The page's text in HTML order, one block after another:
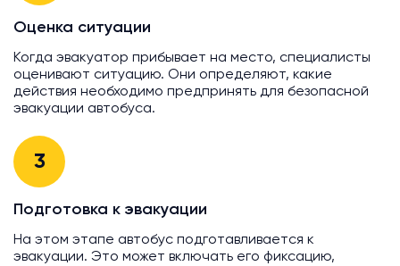
Оценка ситуации
Когда эвакуатор прибывает на место, специалисты
оценивают ситуацию. Они определяют, какие
действия необходимо предпринять для безопасной
эвакуации автобуса.
3
Подготовка к эвакуации
На этом этапе автобус подготавливается к
эвакуации. Это может включать его фиксацию,